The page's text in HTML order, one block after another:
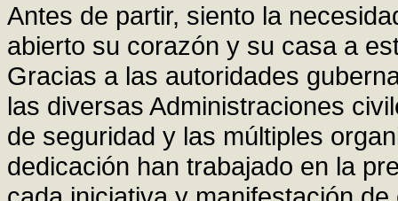
Antes de partir, siento la
abierto su corazón y su casa a
Gracias a las autoridades
las diversas Administraciones
de seguridad y las múltiples
dedicación han trabajado en la